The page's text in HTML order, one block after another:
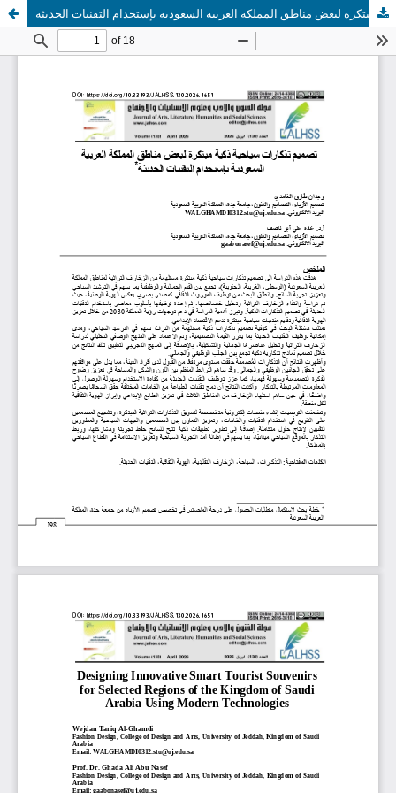
تصميم تذكارات سياحية ذكية مبتكرة لبعض مناطق المملكة العربية السعودية بإستخدام التقنيات الحديثة